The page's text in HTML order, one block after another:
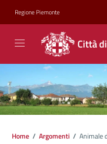
Regione Piemonte
Città
Home / Argomenti / Animale